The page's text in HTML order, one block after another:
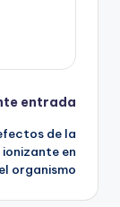
entrada
de la
en
el organismo